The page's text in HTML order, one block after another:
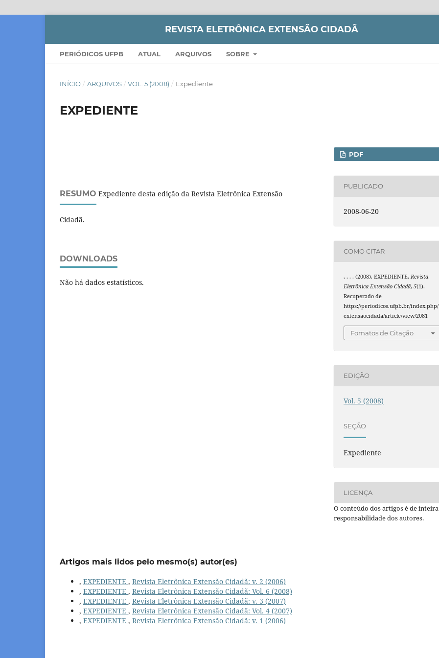
REVISTA ELETRÔNICA EXTENSÃO CIDADÃ
PERIÓDICOS UFPB ATUAL ARQUIVOS SOBRE
INÍCIO / ARQUIVOS / VOL. 5 (2008) / Expediente
EXPEDIENTE
RESUMO Expediente desta edição da Revista Eletrônica Extensão
Cidadã.
DOWNLOADS
Não há dados estatísticos.
PDF
PUBLICADO
2008-06-20
COMO CITAR
, . . . (2008). EXPEDIENTE.Revista
Eletrônica Extensão Cidadã,5(1).
Recuperado de
https://periodicos.ufpb.br/index.php/
extensaocidada/article/view/2081
Fomatos de Citação
EDIÇÃO
Vol. 5 (2008)
SEÇÃO
Expediente
LICENÇA
O conteúdo dos artigos é de inteira
responsabilidade dos autores.
Artigos mais lidos pelo mesmo(s) autor(es)
, EXPEDIENTE , Revista Eletrônica Extensão Cidadã: v. 2 (2006)
, EXPEDIENTE , Revista Eletrônica Extensão Cidadã: Vol. 6 (2008)
, EXPEDIENTE , Revista Eletrônica Extensão Cidadã: v. 3 (2007)
, EXPEDIENTE , Revista Eletrônica Extensão Cidadã: Vol. 4 (2007)
, EXPEDIENTE , Revista Eletrônica Extensão Cidadã: v. 1 (2006)